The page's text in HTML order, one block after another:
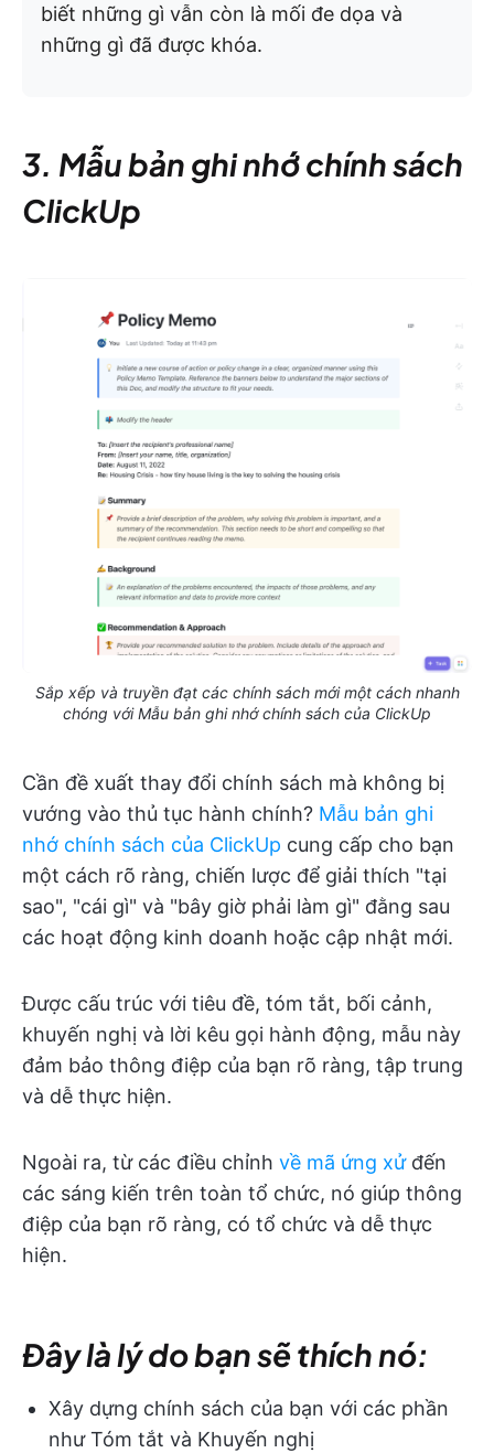
biết những gì vẫn còn là mối đe dọa và
những gì đã được khóa.
3. Mẫu bản ghi nhớ chính sách
ClickUp
Sắp xếp và truyền đạt các chính sách mới một cách nhanh
chóng với Mẫu bản ghi nhớ chính sách của ClickUp
Cần đề xuất thay đổi chính sách mà không bị
vướng vào thủ tục hành chính? Mẫu bản ghi
nhớ chính sách của ClickUp cung cấp cho bạn
một cách rõ ràng, chiến lược để giải thích "tại
sao", "cái gì" và "bây giờ phải làm gì" đằng sau
các hoạt động kinh doanh hoặc cập nhật mới.
Được cấu trúc với tiêu đề, tóm tắt, bối cảnh,
khuyến nghị và lời kêu gọi hành động, mẫu này
đảm bảo thông điệp của bạn rõ ràng, tập trung
và dễ thực hiện.
Ngoài ra, từ các điều chỉnh về mã ứng xửđến
các sáng kiến trên toàn tổ chức, nó giúp thông
điệp của bạn rõ ràng, có tổ chức và dễ thực
hiện.
Đây là lý do bạn sẽ thích nó:
Xây dựng chính sách của bạn với các phần
như Tóm tắt và Khuyến nghị